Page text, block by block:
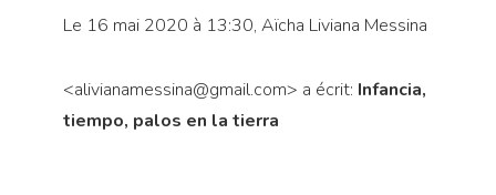
Le 16 mai 2020 à 13:30, Aïcha Liviana Messina
<alivianamessina@gmail.com> a écrit: Infancia,
tiempo, palos en la tierra